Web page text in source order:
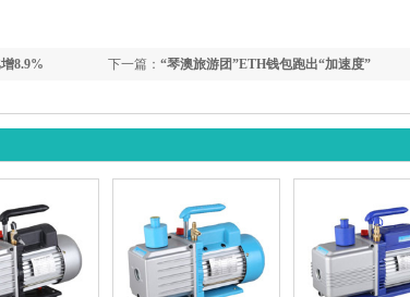
下一篇： “琴澳旅游团”ETH钱包跑出“加速度”
8.9%